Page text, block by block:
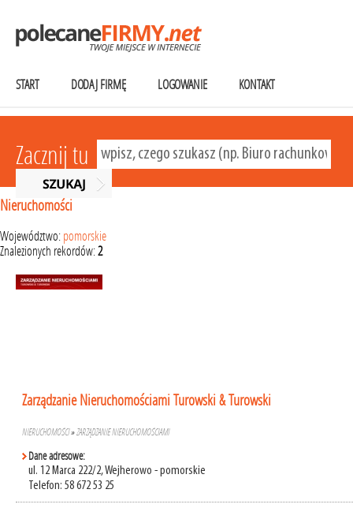
START DODAJ FIRMĘ LOGOWANIE KONTAKT
Zacznij tu
Nieruchomości
Województwo: pomorskie
Znalezionych rekordów:2
Zarządzanie Nieruchomościami Turowski & Turowski
NIERUCHOMOŚCI»ZARZĄDZANIE NIERUCHOMOŚCIAMI
Dane adresowe:
ul. 12 Marca 222/2, Wejherowo - pomorskie
Telefon: 58 672 53 25